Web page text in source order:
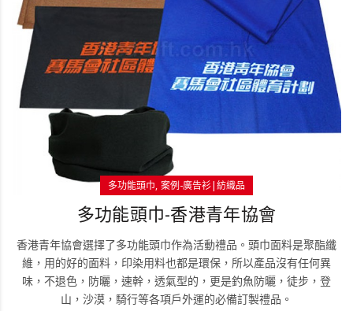
多功能頭巾 案例-廣告衫|紡織品
多功能頭巾-香港青年協會
香港青年協會選擇了多功能頭巾作為活動禮品。頭巾面料是聚酯纖
維，用的好的面料，印染用料也都是環保，所以產品沒有任何異
味，不退色，防曬，速幹，透氣型的，更是釣魚防曬，徒步，登
山，沙漠，騎行等各項戶外運的必備訂製禮品。